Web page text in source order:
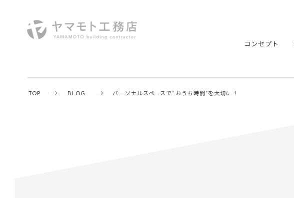
コンセプト
TOP BLOG パーソナルスペースで“おうち時間”を大切に！